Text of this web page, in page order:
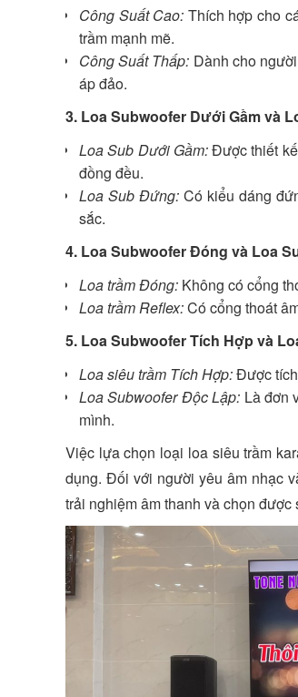
Công Suất Cao: Thích hợp cho
trầm mạnh mẽ.
Công Suất Thấp: Dành cho
áp đảo.
3. Loa Subwoofer Dưới Gầm và
Loa Sub Dưới Gầm:Được thiết kế
đồng đều.
Loa Sub Đứng: Có kiểu dáng
sắc.
4. Loa Subwoofer Đóng và Loa
Loa trầm Đóng: Không có cổng
Loa trầm Reflex:Có cổng thoát
5. Loa Subwoofer Tích Hợp và
Loa siêu trầm Tích Hợp:Được
Loa Subwoofer Độc Lập: Là đơn
mình.
Việc lựa chọn loại loa siêu trầm
dụng. Đối với người yêu âm nhạc
trải nghiệm âm thanh và chọn được